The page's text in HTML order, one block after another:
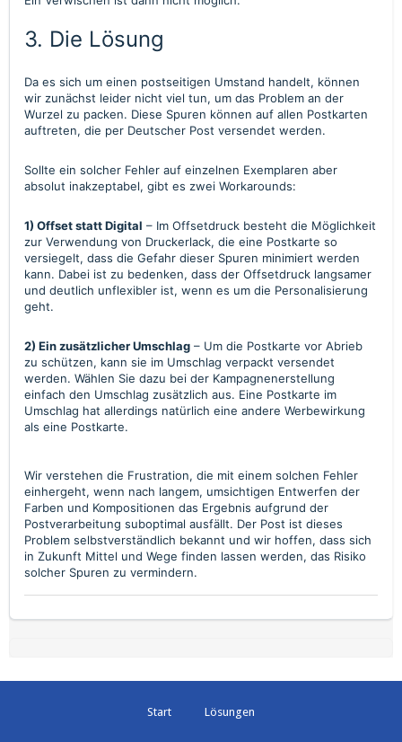
3. Die Lösung
Da es sich um einen postseitigen Umstand handelt, können
wir zunächst leider nicht viel tun, um das Problem an der
Wurzel zu packen. Diese Spuren können auf allen Postkarten
auftreten, die per Deutscher Post versendet werden.
Sollte ein solcher Fehler auf einzelnen Exemplaren aber
absolut inakzeptabel, gibt es zwei Workarounds:
1) Offset statt Digital – Im Offsetdruck besteht die Möglichkeit
zur Verwendung von Druckerlack, die eine Postkarte so
versiegelt, dass die Gefahr dieser Spuren minimiert werden
kann. Dabei ist zu bedenken, dass der Offsetdruck langsamer
und deutlich unflexibler ist, wenn es um die Personalisierung
geht.
2) Ein zusätzlicher Umschlag – Um die Postkarte vor Abrieb
zu schützen, kann sie im Umschlag verpackt versendet
werden. Wählen Sie dazu bei der Kampagnenerstellung
einfach den Umschlag zusätzlich aus. Eine Postkarte im
Umschlag hat allerdings natürlich eine andere Werbewirkung
als eine Postkarte.
Wir verstehen die Frustration, die mit einem solchen Fehler
einhergeht, wenn nach langem, umsichtigen Entwerfen der
Farben und Kompositionen das Ergebnis aufgrund der
Postverarbeitung suboptimal ausfällt. Der Post ist dieses
Problem selbstverständlich bekannt und wir hoffen, dass sich
in Zukunft Mittel und Wege finden lassen werden, das Risiko
solcher Spuren zu vermindern.
Start Lösungen